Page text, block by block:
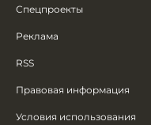
Спецпроекты
Реклама
RSS
Правовая информация
Условия использования